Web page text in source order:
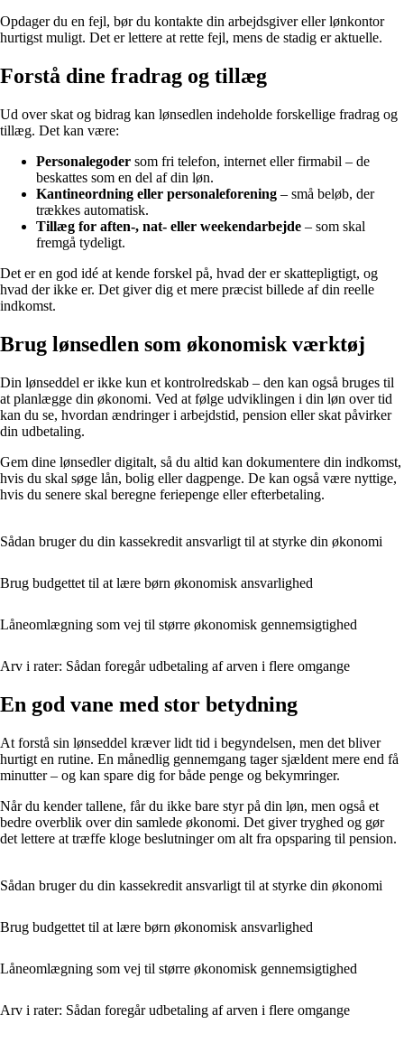
Opdager du en fejl, bør du kontakte din arbejdsgiver eller lønkontor
hurtigst muligt. Det er lettere at rette fejl, mens de stadig er aktuelle.
Forstå dine fradrag og tillæg
Ud over skat og bidrag kan lønsedlen indeholde forskellige fradrag og
tillæg. Det kan være:
Personalegoder som fri telefon, internet eller firmabil – de
beskattes som en del af din løn.
Kantineordning eller personaleforening – små beløb, der
trækkes automatisk.
Tillæg for aften-, nat- eller weekendarbejde – som skal
fremgå tydeligt.
Det er en god idé at kende forskel på, hvad der er skattepligtigt, og
hvad der ikke er. Det giver dig et mere præcist billede af din reelle
indkomst.
Brug lønsedlen som økonomisk værktøj
Din lønseddel er ikke kun et kontrolredskab – den kan også bruges til
at planlægge din økonomi. Ved at følge udviklingen i din løn over tid
kan du se, hvordan ændringer i arbejdstid, pension eller skat påvirker
din udbetaling.
Gem dine lønsedler digitalt, så du altid kan dokumentere din indkomst,
hvis du skal søge lån, bolig eller dagpenge. De kan også være nyttige,
hvis du senere skal beregne feriepenge eller efterbetaling.
Sådan bruger du din kassekredit ansvarligt til at styrke din økonomi
Brug budgettet til at lære børn økonomisk ansvarlighed
Låneomlægning som vej til større økonomisk gennemsigtighed
Arv i rater: Sådan foregår udbetaling af arven i flere omgange
En god vane med stor betydning
At forstå sin lønseddel kræver lidt tid i begyndelsen, men det bliver
hurtigt en rutine. En månedlig gennemgang tager sjældent mere end få
minutter – og kan spare dig for både penge og bekymringer.
Når du kender tallene, får du ikke bare styr på din løn, men også et
bedre overblik over din samlede økonomi. Det giver tryghed og gør
det lettere at træffe kloge beslutninger om alt fra opsparing til pension.
Sådan bruger du din kassekredit ansvarligt til at styrke din økonomi
Brug budgettet til at lære børn økonomisk ansvarlighed
Låneomlægning som vej til større økonomisk gennemsigtighed
Arv i rater: Sådan foregår udbetaling af arven i flere omgange